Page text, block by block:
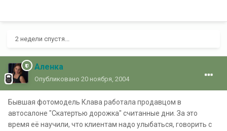
2 недели спустя...
Аленка
Опубликовано 20 ноября, 2004
Бывшая фотомодель Клава работала продавцом в
автосалоне "Скатертью дорожка" считанные дни. За это
время её научили, что клиентам надо улыбаться, говорить с